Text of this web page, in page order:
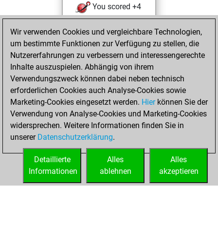
You scored +4
=0 -3 in bullet
Montag, Februar
27, 2023
You created
your Studies account
Studies
Mittwoch,
Juni 15, 2022
You created
your Fritz account
Wir verwenden Cookies und vergleichbare Technologien,
um bestimmte Funktionen zur Verfügung zu stellen, die
Nutzererfahrungen zu verbessern und interessengerechte
Inhalte auszuspielen. Abhängig von ihrem
Verwendungszweck können dabei neben technisch
erforderlichen Cookies auch Analyse-Cookies sowie
Marketing-Cookies eingesetzt werden. Hierkönnen Sie der
Verwendung von Analyse-Cookies und Marketing-Cookies
widersprechen. Weitere Informationen finden Sie in
unserer Datenschutzerklärung.
Alles
akzeptieren
Alles
ablehnen
Detaillierte
Informationen